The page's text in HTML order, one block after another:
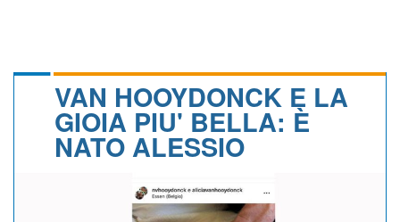
CALENDARIO
VAN HOOYDONCK E LA
GIOIA PIU' BELLA: È
NATO ALESSIO